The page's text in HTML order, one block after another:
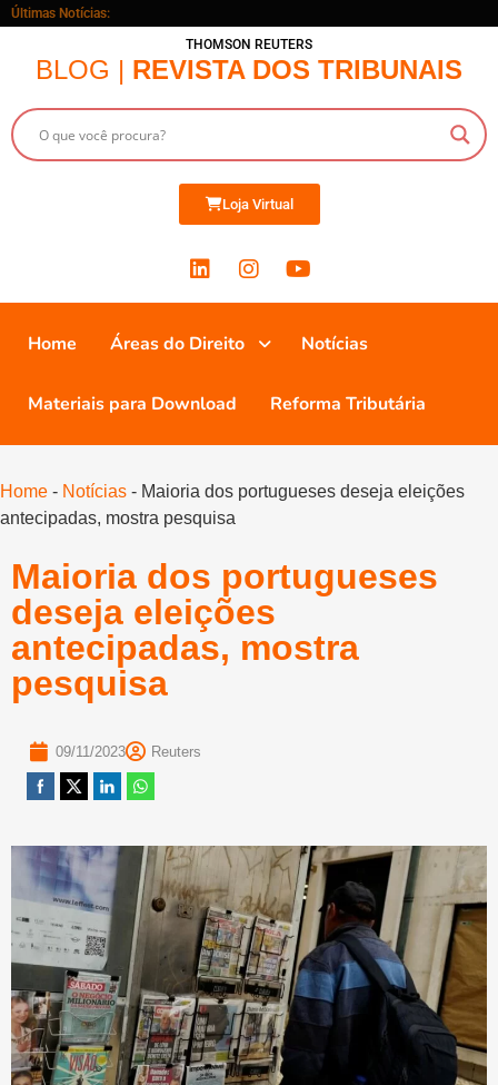
Últimas Notícias:
THOMSON REUTERS
BLOG | REVISTA DOS TRIBUNAIS
Loja Virtual
Home Áreas do Direito Notícias
Materiais para Download Reforma Tributária
Home - Notícias - Maioria dos portugueses deseja eleições
antecipadas, mostra pesquisa
Maioria dos portugueses
deseja eleições
antecipadas, mostra
pesquisa
09/11/2023 Reuters